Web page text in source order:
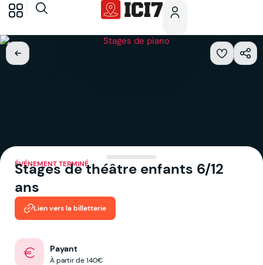
ÉVÉNEMENT TERMINÉ
Stages de théâtre enfants 6/12
ans
Payant
À partir de 140€
Lien vers la billetterie